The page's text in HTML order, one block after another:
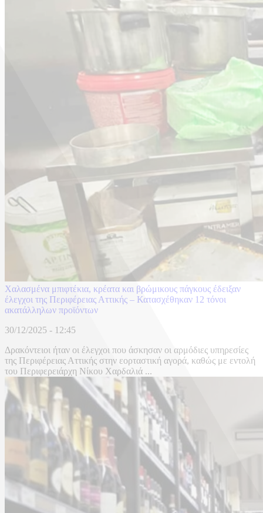
Χαλασμένα μπιφτέκια, κρέατα και βρώμικους πάγκους έδειξαν
έλεγχοι της Περιφέρειας Αττικής – Κατασχέθηκαν 12 τόνοι
ακατάλληλων προϊόντων
30/12/2025 - 12:45
Δρακόντειοι ήταν οι έλεγχοι που άσκησαν οι αρμόδιες υπηρεσίες
της Περιφέρειας Αττικής στην εορταστική αγορά, καθώς με εντολή
του Περιφερειάρχη Νίκου Χαρδαλιά ...